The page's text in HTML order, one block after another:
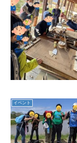
イベント